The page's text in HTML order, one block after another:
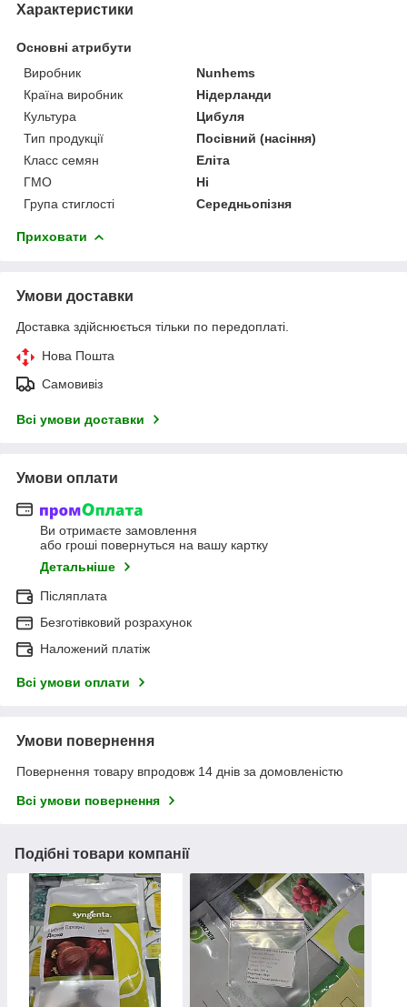
Характеристики
Основні атрибути
Виробник
Nunhems
Країна виробник
Нідерланди
Культура
Цибуля
Тип продукції
Посівний (насіння)
Класс семян
Еліта
ГМО
Ні
Група стиглості
Середньопізня
Приховати
Умови доставки
Доставка здійснюється тільки по передоплаті.
Нова Пошта
Самовивіз
Всі умови доставки
Умови оплати
Ви отримаєте замовлення
або гроші повернуться на вашу картку
Детальніше
Післяплата
Безготівковий розрахунок
Наложений платіж
Всі умови оплати
Умови повернення
Повернення товару впродовж 14 днів за домовленістю
Всі умови повернення
Подібні товари компанії